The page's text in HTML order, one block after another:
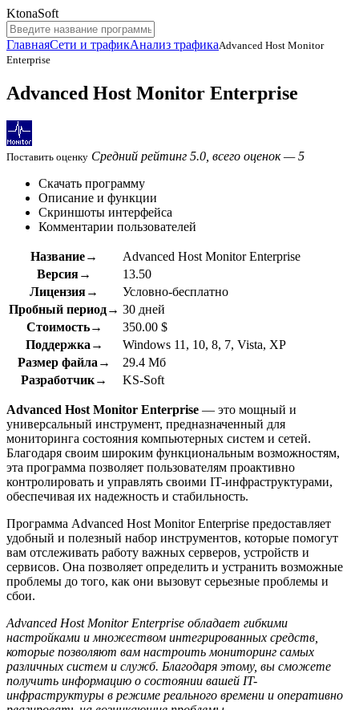
KtonaSoft
ГлавнаяСети и трафикАнализ трафикаAdvanced Host Monitor
Enterprise
Advanced Host Monitor Enterprise
Поставить оценку Средний рейтинг 5.0, всего оценок — 5
Скачать программу
Описание и функции
Скриншоты интерфейса
Комментарии пользователей
Название→
Advanced Host Monitor Enterprise
Версия→
13.50
Лицензия→
Условно-бесплатно
Пробный период→ 30 дней
Стоимость→
350.00 $
Поддержка→
Windows 11, 10, 8, 7, Vista, XP
Размер файла→
29.4 Мб
Разработчик→
KS-Soft
Advanced Host Monitor Enterprise — это мощный и
универсальный инструмент, предназначенный для
мониторинга состояния компьютерных систем и сетей.
Благодаря своим широким функциональным возможностям,
эта программа позволяет пользователям проактивно
контролировать и управлять своими IT-инфраструктурами,
обеспечивая их надежность и стабильность.
Программа Advanced Host Monitor Enterprise предоставляет
удобный и полезный набор инструментов, которые помогут
вам отслеживать работу важных серверов, устройств и
сервисов. Она позволяет определить и устранить возможные
проблемы до того, как они вызовут серьезные проблемы и
сбои.
Advanced Host Monitor Enterprise обладает гибкими
настройками и множеством интегрированных средств,
которые позволяют вам настроить мониторинг самых
различных систем и служб. Благодаря этому, вы сможете
получить информацию о состоянии вашей IT-
инфраструктуры в режиме реального времени и оперативно